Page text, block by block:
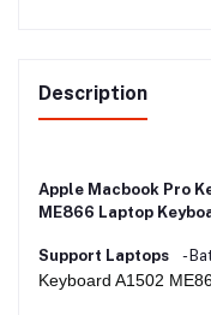
Description
Apple Macbook Pro
ME866 Laptop
Support Laptops -
Keyboard A1502